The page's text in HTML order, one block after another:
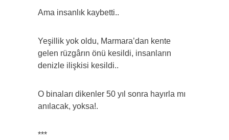
Ama insanlık kaybetti..
Yeşillik yok oldu, Marmara’dan kente
gelen rüzgârın önü kesildi, insanların
denizle ilişkisi kesildi..
O binaları dikenler 50 yıl sonra hayırla mı
anılacak, yoksa!.
***